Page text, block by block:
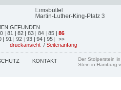
Eimsbüttel
Martin-Luther-King-Platz 3
GEFUNDEN
| 81 | 82 | 83 | 84 | 85 | 86
| 91 | 92 | 93 | 94 | 95 | >>
druckansicht / Seitenanfang
KONTAKT
Der Stolperstein
Stein in Hamburg